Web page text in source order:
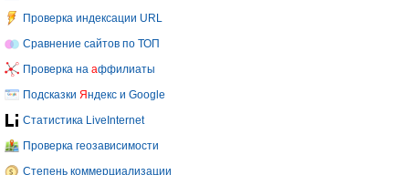
Проверка индексации URL
Сравнение сайтов по ТОП
Проверка на аффилиаты
Подсказки Яндекс и Google
Статистика LiveInternet
Проверка геозависимости
Степень коммерциализации